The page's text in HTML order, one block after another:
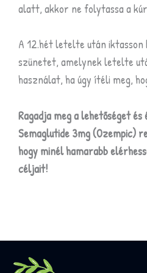
alatt, akkor ne folytassa a
A 12.hét letelte után iktasson
szünetet, amelynek letelte
használat, ha úgy ítéli meg,
Ragadja meg a lehetőséget
Semaglutide 3mg (Ozempic)
hogy minél hamarabb
céljait!